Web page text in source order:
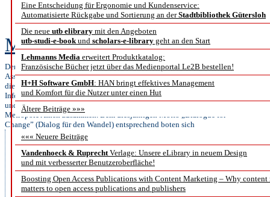
Eine Entscheidung für Ergonomie und Kundenservice:
Automatisierte Rückgabe und Sortierung an derStadtbibliothek Gütersloh
Die neue utb elibrary mit den Angeboten
utb-studi-e-bookund scholars-e-library geht an den Start
Lehmanns Media erweitert Produktkatalog:
Französische Bücher jetzt über das Medienportal Le2B bestellen!
H+H Software GmbH: HAN bringt effektives Management
und Komfort für die Nutzer unter einen Hut
Ältere Beiträge »»»
««« Neuere Beiträge
Vandenhoeck & RuprechtVerlage: Unsere eLibrary in neuem Design
und mit verbesserter Benutzeroberfläche!
Boosting Open Access Publications with Content Marketing – Why content
matters to open access publications and publishers
Bericht vom IFLA-
Mona Kirsch und Franziska
Der jedes Jahr von der „International Federation of Library
Associations and Institutions” (IFLA) organisierte Weltkongress ist
die größte internationale Fachtagung für den Bibliotheks- und
Informationssektor. 2019 kamen mehr als 3600 Teilnehmerinnen
und Teilnehmer aus über 150 Ländern in der griechischen
Metropole Athen zusammen. Dem diesjährigen Motto „Dialogue for
Change” (Dialog für den Wandel) entsprechend boten sich
den Anwesenden zahlreiche Möglichkeiten zur gegenseitigen
Kontaktaufnahme und zum Erfahrungsaustausch: die Arbeitstreffen
der Fachgruppen, die IFLA-Mitgliederversammlung, die
Kongresssitzungen, die Stände auf den Ausstellungsflächen des
Kongresszentrums, der Kulturabend, die Besuche griechischer
Bibliotheken oder das Treffen für die IFLA-First Timers und vieles
mehr.